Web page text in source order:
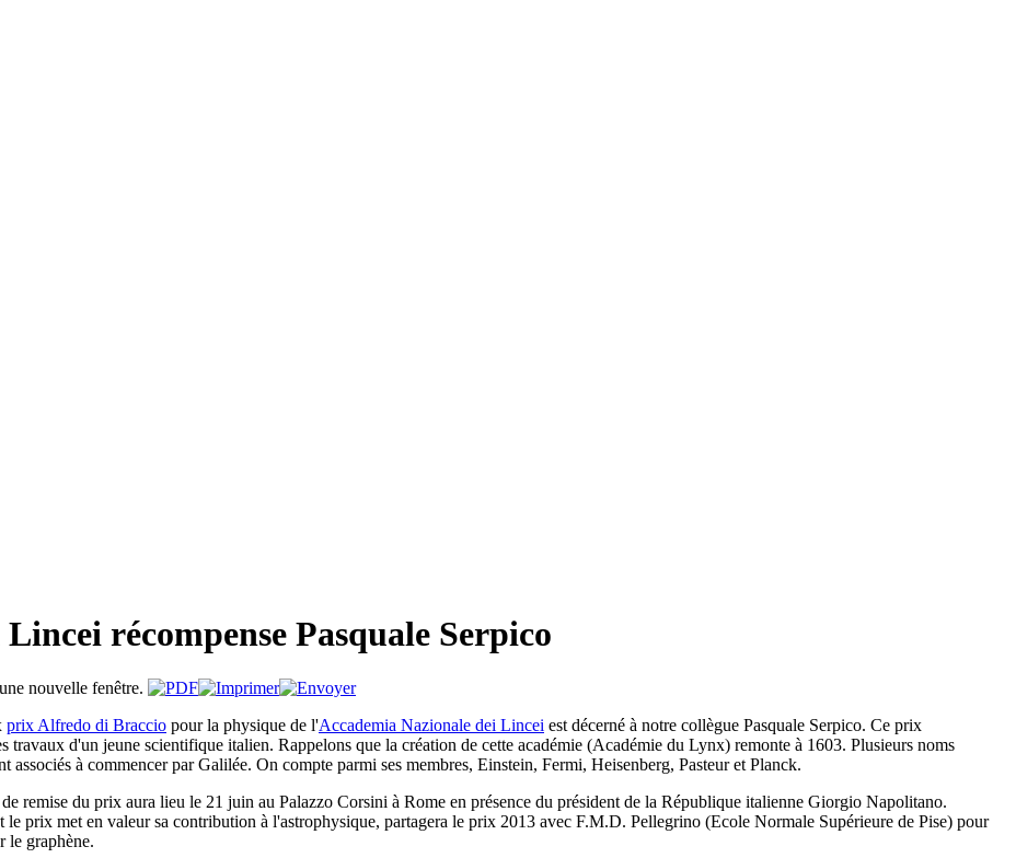
récompense Pasquale Serpico
prix Alfredo di Braccio pour la physique de l'Accademia Nazionale dei Lincei est décerné à notre collègue Pasquale Serpico. Ce prix
travaux d'un jeune scientifique italien. Rappelons que la création de cette académie (Académie du Lynx) remonte à 1603. Plusieurs noms
associés à commencer par Galilée. On compte parmi ses membres, Einstein, Fermi, Heisenberg, Pasteur et Planck.
remise du prix aura lieu le 21 juin au Palazzo Corsini à Rome en présence du président de la République italienne Giorgio Napolitano.
le prix met en valeur sa contribution à l'astrophysique, partagera le prix 2013 avec F.M.D. Pellegrino (Ecole Normale Supérieure de Pise) pour
le graphène.